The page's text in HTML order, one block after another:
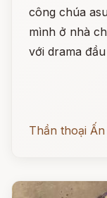
công chúa
mình ở nhà
với drama
Thần thoại